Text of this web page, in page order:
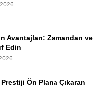
Avantajları: Zamandan ve
Edin
Ön Plana Çıkaran